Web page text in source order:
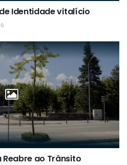
Identidade vitalício
Reabre ao Trânsito